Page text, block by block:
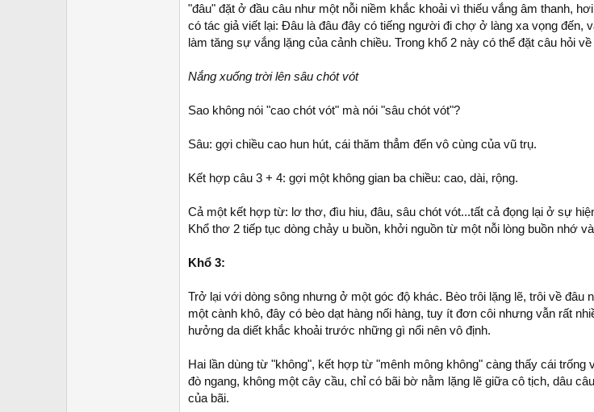
"đâu" đặt ở đầu câu như một nỗi niềm khắc khoải vì thiếu vắng âm thanh,
có tác giả viết lại: Đâu là đâu đây có tiếng người đi chợ ở làng xa vọng đến,
làm tăng sự vắng lặng của cảnh chiều. Trong khổ 2 này có thể đặt câu hỏi
Nắng xuống trời lên sâu chót vót
Sao không nói "cao chót vót" mà nói "sâu chót vót"?
Sâu: gợi chiều cao hun hút, cái thăm thẳm đến vô cùng của vũ trụ.
Kết hợp câu 3 + 4: gợi một không gian ba chiều: cao, dài, rộng.
Cả một kết hợp từ: lơ thơ, đìu hiu, đâu, sâu chót vót...tất cả đọng lại ở sự
Khổ thơ 2 tiếp tục dòng chảy u buồn, khởi nguồn từ một nỗi lòng buồn nhớ
Khổ 3:
Trở lại với dòng sông nhưng ở một góc độ khác. Bèo trôi lặng lẽ, trôi về đâu
một cành khô, đây có bèo dạt hàng nối hàng, tuy ít đơn côi nhưng vẫn rất
hưởng da diết khắc khoải trước những gì nổi nên vô định.
Hai lần dùng từ "không", kết hợp từ "mênh mông không" càng thấy cái
đò ngang, không một cây cầu, chỉ có bãi bờ nằm lặng lẽ giữa cô tịch, dâu
của bãi.